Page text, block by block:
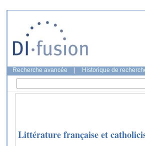
Recherche avancée Historique de
Littérature française et